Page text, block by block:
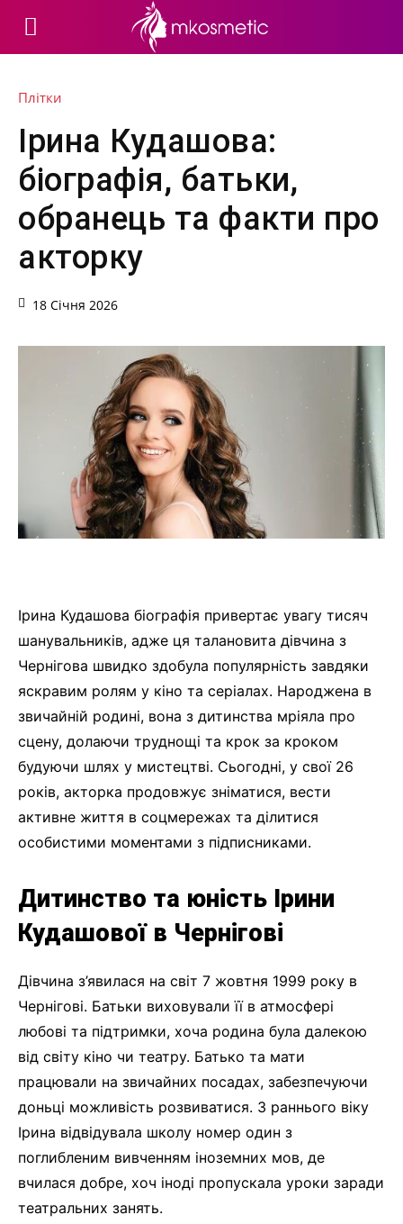
Плітки
Ірина Кудашова:
біографія, батьки,
обранець та факти про
акторку
18 Січня 2026
Ірина Кудашова біографія привертає увагу тисяч
шанувальників, адже ця талановита дівчина з
Чернігова швидко здобула популярність завдяки
яскравим ролям у кіно та серіалах. Народжена в
звичайній родині, вона з дитинства мріяла про
сцену, долаючи труднощі та крок за кроком
будуючи шлях у мистецтві. Сьогодні, у свої 26
років, акторка продовжує зніматися, вести
активне життя в соцмережах та ділитися
особистими моментами з підписниками.
Дитинство та юність Ірини
Кудашової в Чернігові
Дівчина з’явилася на світ 7 жовтня 1999 року в
Чернігові. Батьки виховували її в атмосфері
любові та підтримки, хоча родина була далекою
від світу кіно чи театру. Батько та мати
працювали на звичайних посадах, забезпечуючи
доньці можливість розвиватися. З раннього віку
Ірина відвідувала школу номер один з
поглибленим вивченням іноземних мов, де
вчилася добре, хоч іноді пропускала уроки заради
театральних занять.